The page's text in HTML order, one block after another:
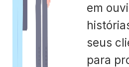
em
seus
para